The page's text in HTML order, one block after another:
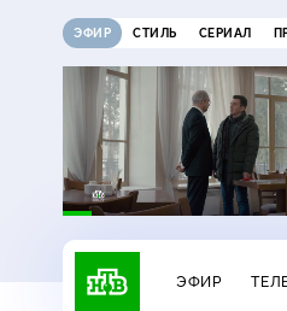
ЭФИР СТИЛЬ СЕРИАЛ
10:00
Сегодня
ЭФИР